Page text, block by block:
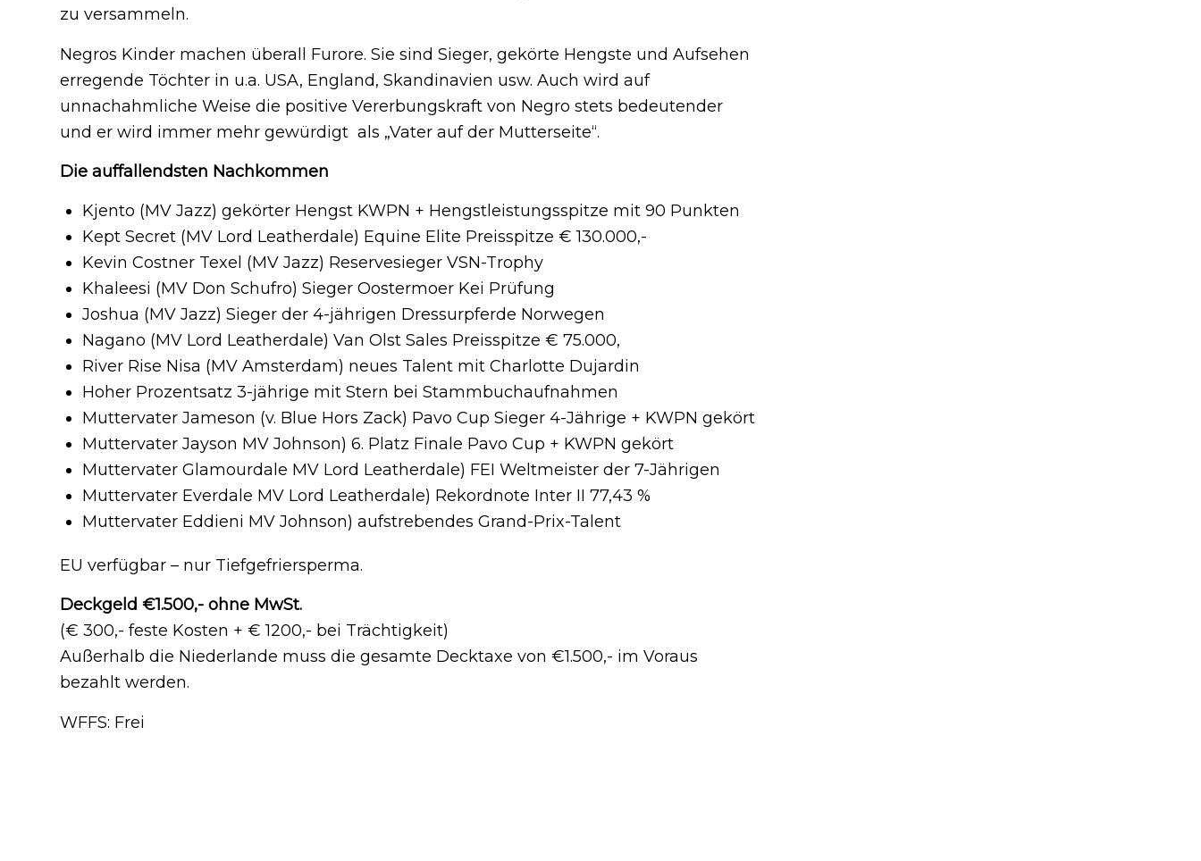
zu versammeln.
Negros Kinder machen überall Furore. Sie sind Sieger, gekörte Hengste und Aufsehen
erregende Töchter in u.a. USA, England, Skandinavien usw. Auch wird auf
unnachahmliche Weise die positive Vererbungskraft von Negro stets bedeutender
und er wird immer mehr gewürdigt als „Vater auf der Mutterseite“.
Die auffallendsten Nachkommen
Kjento (MV Jazz) gekörter Hengst KWPN + Hengstleistungsspitze mit 90 Punkten
Kept Secret (MV Lord Leatherdale) Equine Elite Preisspitze € 130.000,-
Kevin Costner Texel (MV Jazz) Reservesieger VSN-Trophy
Khaleesi (MV Don Schufro) Sieger Oostermoer Kei Prüfung
Joshua (MV Jazz) Sieger der 4-jährigen Dressurpferde Norwegen
Nagano (MV Lord Leatherdale) Van Olst Sales Preisspitze € 75.000,
River Rise Nisa (MV Amsterdam) neues Talent mit Charlotte Dujardin
Hoher Prozentsatz 3-jährige mit Stern bei Stammbuchaufnahmen
Muttervater Jameson (v. Blue Hors Zack) Pavo Cup Sieger 4-Jährige + KWPN gekört
Muttervater Jayson MV Johnson) 6. Platz Finale Pavo Cup + KWPN gekört
Muttervater Glamourdale MV Lord Leatherdale) FEI Weltmeister der 7-Jährigen
Muttervater Everdale MV Lord Leatherdale) Rekordnote Inter II 77,43 %
Muttervater Eddieni MV Johnson) aufstrebendes Grand-Prix-Talent
EU verfügbar – nur Tiefgefriersperma.
Deckgeld €1.500,- ohne MwSt.
(€ 300,- feste Kosten + € 1200,- bei Trächtigkeit)
Außerhalb die Niederlande muss die gesamte Decktaxe von €1.500,- im Voraus
bezahlt werden.
WFFS: Frei